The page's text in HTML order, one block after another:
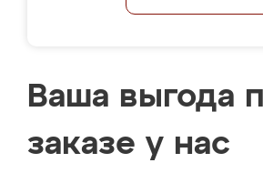
Ваша выгода
заказе у нас